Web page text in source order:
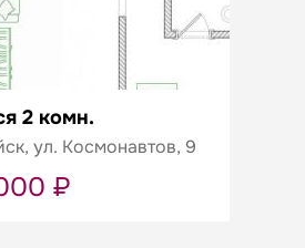
2 комн.
ул. Космонавтов, 9
₽